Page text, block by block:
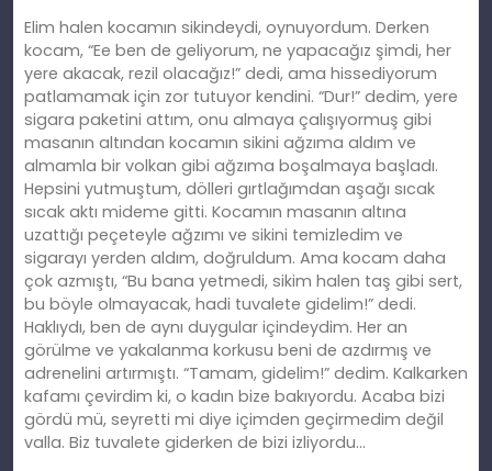
Elim halen kocamın sikindeydi, oynuyordum. Derken
kocam, “Ee ben de geliyorum, ne yapacağız şimdi, her
yere akacak, rezil olacağız!” dedi, ama hissediyorum
patlamamak için zor tutuyor kendini. “Dur!” dedim, yere
sigara paketini attım, onu almaya çalışıyormuş gibi
masanın altından kocamın sikini ağzıma aldım ve
almamla bir volkan gibi ağzıma boşalmaya başladı.
Hepsini yutmuştum, dölleri gırtlağımdan aşağı sıcak
sıcak aktı mideme gitti. Kocamın masanın altına
uzattığı peçeteyle ağzımı ve sikini temizledim ve
sigarayı yerden aldım, doğruldum. Ama kocam daha
çok azmıştı, “Bu bana yetmedi, sikim halen taş gibi sert,
bu böyle olmayacak, hadi tuvalete gidelim!” dedi.
Haklıydı, ben de aynı duygular içindeydim. Her an
görülme ve yakalanma korkusu beni de azdırmış ve
adrenelini artırmıştı. “Tamam, gidelim!” dedim. Kalkarken
kafamı çevirdim ki, o kadın bize bakıyordu. Acaba bizi
gördü mü, seyretti mi diye içimden geçirmedim değil
valla. Biz tuvalete giderken de bizi izliyordu…